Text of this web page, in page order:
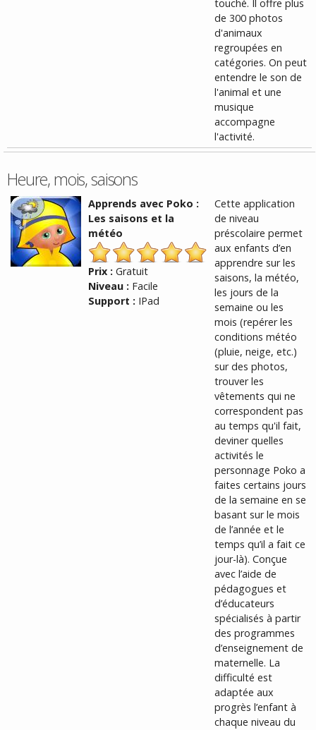
touché. Il offre plus
de 300 photos
d'animaux
regroupées en
catégories. On peut
entendre le son de
l'animal et une
musique
accompagne
l'activité.
Heure, mois, saisons
Apprends avec Poko :
Les saisons et la
météo
Prix : Gratuit
Niveau : Facile
Support : IPad
Cette application
de niveau
préscolaire permet
aux enfants d’en
apprendre sur les
saisons, la météo,
les jours de la
semaine ou les
mois (repérer les
conditions météo
(pluie, neige, etc.)
sur des photos,
trouver les
vêtements qui ne
correspondent pas
au temps qu'il fait,
deviner quelles
activités le
personnage Poko a
faites certains jours
de la semaine en se
basant sur le mois
de l’année et le
temps qu’il a fait ce
jour-là). Conçue
avec l’aide de
pédagogues et
d’éducateurs
spécialisés à partir
des programmes
d’enseignement de
maternelle. La
difficulté est
adaptée aux
progrès l’enfant à
chaque niveau du